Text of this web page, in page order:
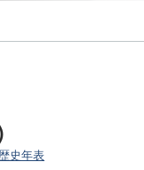
史年表